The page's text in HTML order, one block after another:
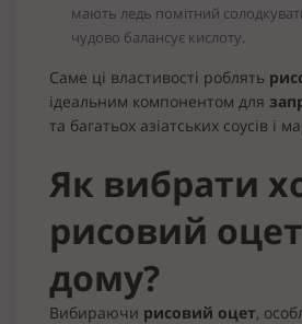
мають ледь помітний
чудово балансує кислоту.
Саме ці властивості роблять
ідеальним компонентом для
та багатьох азіатських соусів і
Як вибрати
рисовий
дому?
Вибираючи рисовий оцет,